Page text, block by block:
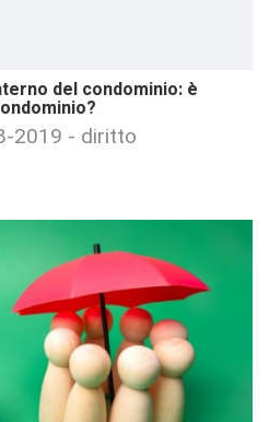
del condominio: è
2019 - diritto